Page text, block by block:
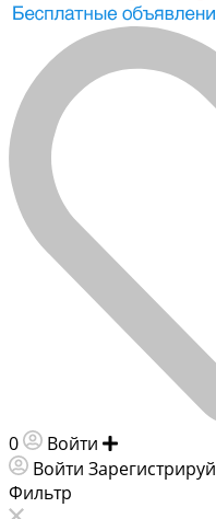
0 Войти
Войти
Фильтр